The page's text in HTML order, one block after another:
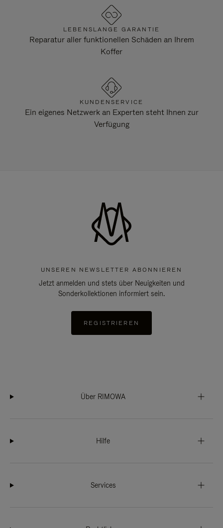
LEBENSLANGE GARANTIE
Reparatur aller funktionellen Schäden an Ihrem
Koffer
KUNDENSERVICE
Ein eigenes Netzwerk an Experten steht Ihnen zur
Verfügung
UNSEREN NEWSLETTER ABONNIEREN
Jetzt anmelden und stets über Neuigkeiten und
Sonderkollektionen informiert sein.
REGISTRIEREN
Über RIMOWA
Hilfe
Services